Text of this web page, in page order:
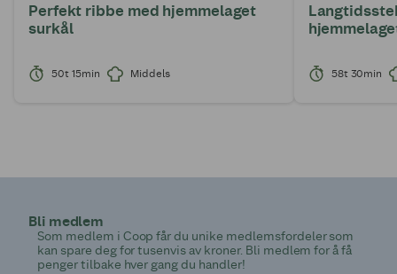
Perfekt ribbe med hjemmelaget
surkål
50t 15min Middels 58t 30min
Bli medlem
Som medlem i Coop får du unike medlemsfordeler som
kan spare deg for tusenvis av kroner. Bli medlem for å få
penger tilbake hver gang du handler!